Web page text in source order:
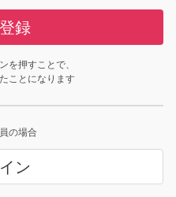
録
を押すことで、
ことになります
の場合
ン